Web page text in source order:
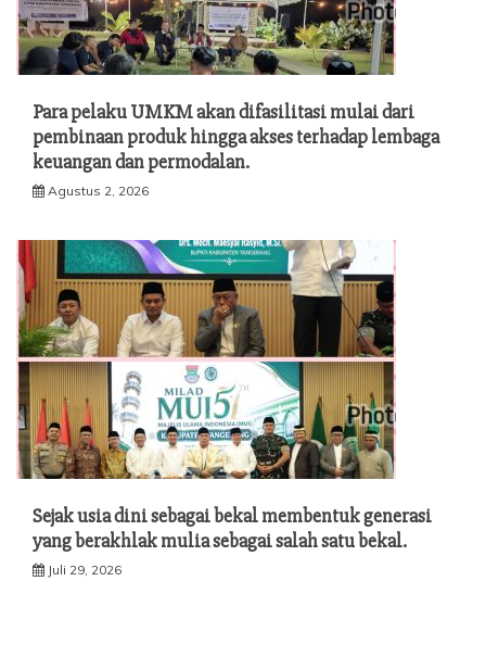
Para pelaku UMKM akan difasilitasi mulai dari
pembinaan produk hingga akses terhadap lembaga
keuangan dan permodalan.
Agustus 2, 2026
Sejak usia dini sebagai bekal membentuk generasi
yang berakhlak mulia sebagai salah satu bekal.
Juli 29, 2026